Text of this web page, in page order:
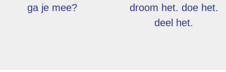
ga je mee?
droom het. doe het.
deel het.